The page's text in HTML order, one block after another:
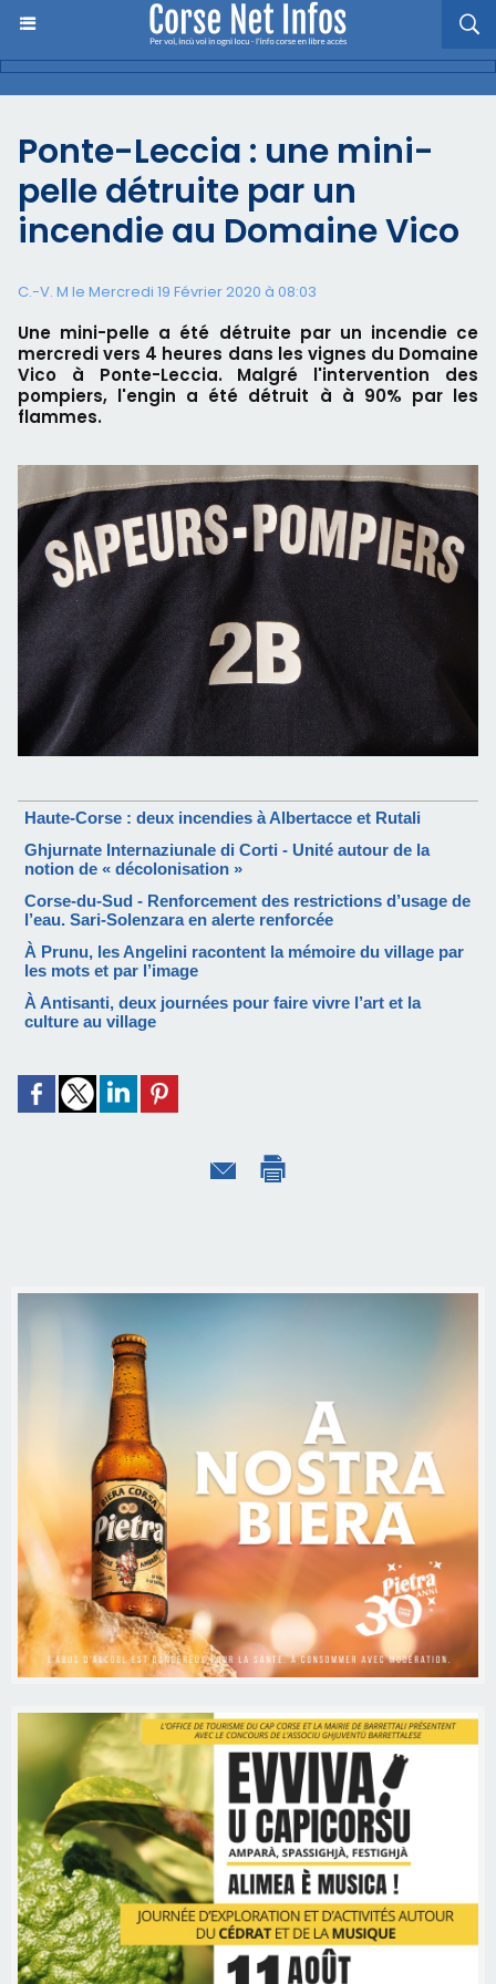
Ponte-Leccia : une mini-
pelle détruite par un
incendie au Domaine Vico
C.-V. M le Mercredi 19 Février 2020 à 08:03
Une mini-pelle a été détruite par un incendie ce
mercredi vers 4 heures dans les vignes du Domaine
Vico à Ponte-Leccia. Malgré l'intervention des
pompiers, l'engin a été détruit à à 90% par les
flammes.
Haute-Corse : deux incendies à Albertacce et Rutali
Ghjurnate Internaziunale di Corti - Unité autour de la
notion de « décolonisation »
Corse-du-Sud - Renforcement des restrictions d’usage de
l’eau. Sari-Solenzara en alerte renforcée
À Prunu, les Angelini racontent la mémoire du village par
les mots et par l’image
À Antisanti, deux journées pour faire vivre l’art et la
culture au village